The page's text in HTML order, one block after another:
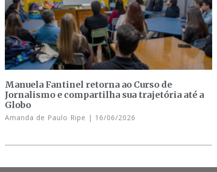
Manuela Fantinel retorna ao Curso de
Jornalismo e compartilha sua trajetória até a
Globo
Amanda de Paulo Ripe 16/06/2026